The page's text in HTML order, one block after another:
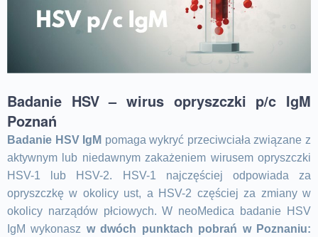
Badanie HSV – wirus opryszczki p/c IgM
Poznań
Badanie HSV IgM pomaga wykryć przeciwciała związane z
aktywnym lub niedawnym zakażeniem wirusem opryszczki
HSV-1 lub HSV-2. HSV-1 najczęściej odpowiada za
opryszczkę w okolicy ust, a HSV-2 częściej za zmiany w
okolicy narządów płciowych. W neoMedica badanie HSV
IgM wykonasz w dwóch punktach pobrań w Poznaniu: